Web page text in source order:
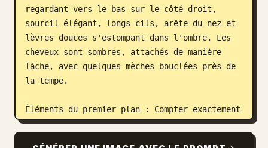
regardant vers le bas sur le côté droit,
sourcil élégant, longs cils, arête du nez et
lèvres douces s'estompant dans l'ombre. Les
cheveux sont sombres, attachés de manière
lâche, avec quelques mèches bouclées près de
la tempe.
Éléments du premier plan : Compter exactement
3 sujets/objets au premier plan : 1